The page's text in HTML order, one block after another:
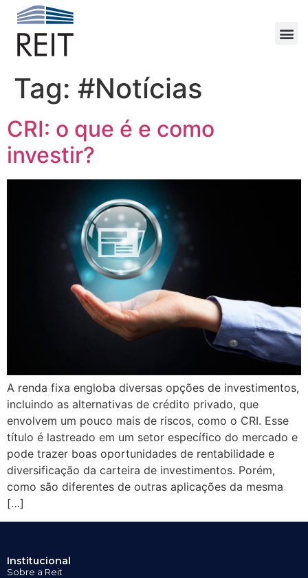
Tag: #Notícias
CRI: o que é e como
investir?
A renda fixa engloba diversas opções de investimentos,
incluindo as alternativas de crédito privado, que
envolvem um pouco mais de riscos, como o CRI. Esse
título é lastreado em um setor específico do mercado e
pode trazer boas oportunidades de rentabilidade e
diversificação da carteira de investimentos. Porém,
como são diferentes de outras aplicações da mesma
[…]
Institucional
Sobre a Reit